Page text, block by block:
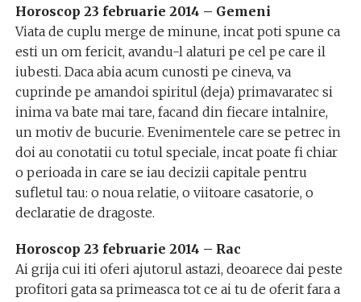
Horoscop 23 februarie 2014 – Gemeni
Viata de cuplu merge de minune, incat poti spune ca
esti un om fericit, avandu-l alaturi pe cel pe care il
iubesti. Daca abia acum cunosti pe cineva, va
cuprinde pe amandoi spiritul (deja) primavaratec si
inima va bate mai tare, facand din fiecare intalnire,
un motiv de bucurie. Evenimentele care se petrec in
doi au conotatii cu totul speciale, incat poate fi chiar
o perioada in care se iau decizii capitale pentru
sufletul tau: o noua relatie, o viitoare casatorie, o
declaratie de dragoste.
Horoscop 23 februarie 2014 – Rac
Ai grija cui iti oferi ajutorul astazi, deoarece dai peste
profitori gata sa primeasca tot ce ai tu de oferit fara a